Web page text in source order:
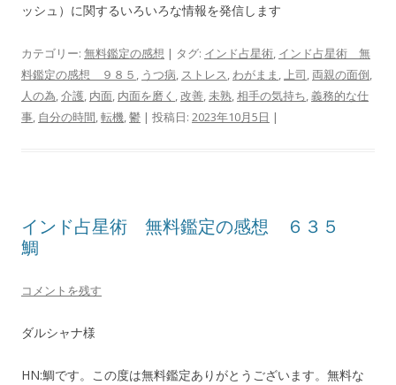
ッシュ）に関するいろいろな情報を発信します
カテゴリー: 無料鑑定の感想 | タグ: インド占星術, インド占星術 無
料鑑定の感想 ９８５ , うつ病, ストレス,わがまま ,上司, 両親の面倒,
人の為,介護, 内面, 内面を磨く ,改善,未熟,相手の気持ち,義務的な仕
事, 自分の時間,転機,鬱 | 投稿日: 2023年10月5日 |
インド占星術 無料鑑定の感想 ６３５
鯛
コメントを残す
ダルシャナ様
HN:鯛です。この度は無料鑑定ありがとうございます。無料な